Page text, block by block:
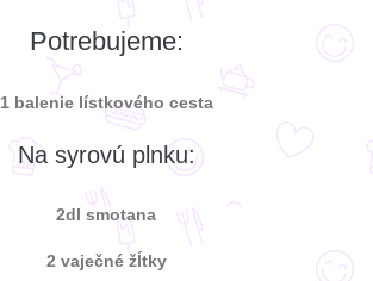
Potrebujeme:
1 balenie lístkového cesta
Na syrovú plnku:
2dl smotana
2 vaječné žĺtky